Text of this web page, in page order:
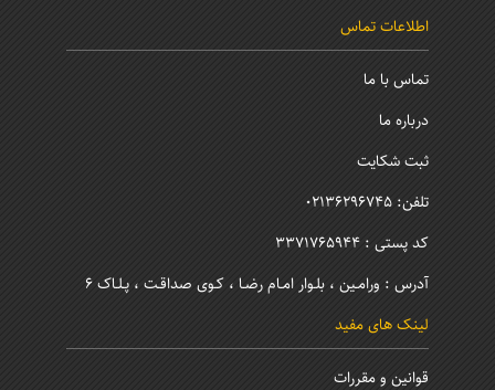
اطلاعات تماس
تماس با ما
درباره ما
ثبت شکایت
تلفن: 02136296745
کد پستی : 3371765944
آدرس : ورامـین ، بلـوار امـام رضـا ، کـوی صداقـت ، پـلـاک 6
لینک های مفید
قوانین و مقررات